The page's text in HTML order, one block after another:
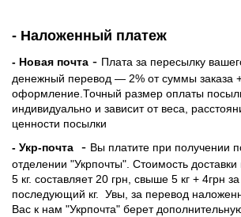
- Наложенный платеж
- Новая почта - Плата за пересылку
денежный перевод — 2% от суммы заказа
оформление.Точный размер оплаты
индивидуально и зависит от веса,
ценности посылки
- Укр-почта
- Вы платите при получении
отделении "Укрпочты". Стоимость доставки
5 кг. составляет 20 грн, свыше 5 кг + 4грн
последующий кг. Увы, за перевод
Вас к нам "Укрпочта" берет